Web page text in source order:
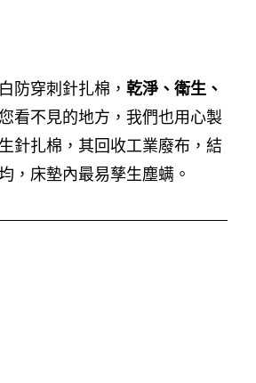
防穿刺針扎棉，乾淨、衛生、
看不見的地方，我們也用心製
針扎棉，其回收工業廢布，結
，床墊內最易孳生塵螨。